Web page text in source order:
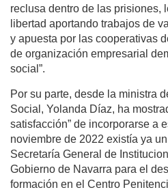
reclusa dentro de las prisiones,
libertad aportando trabajos de
y apuesta por las cooperativas
de organización empresarial
social”.
Por su parte, desde la ministra
Social, Yolanda Díaz, ha
satisfacción” de incorporarse a
noviembre de 2022 existía ya
Secretaría General de
Gobierno de Navarra para el
formación en el Centro